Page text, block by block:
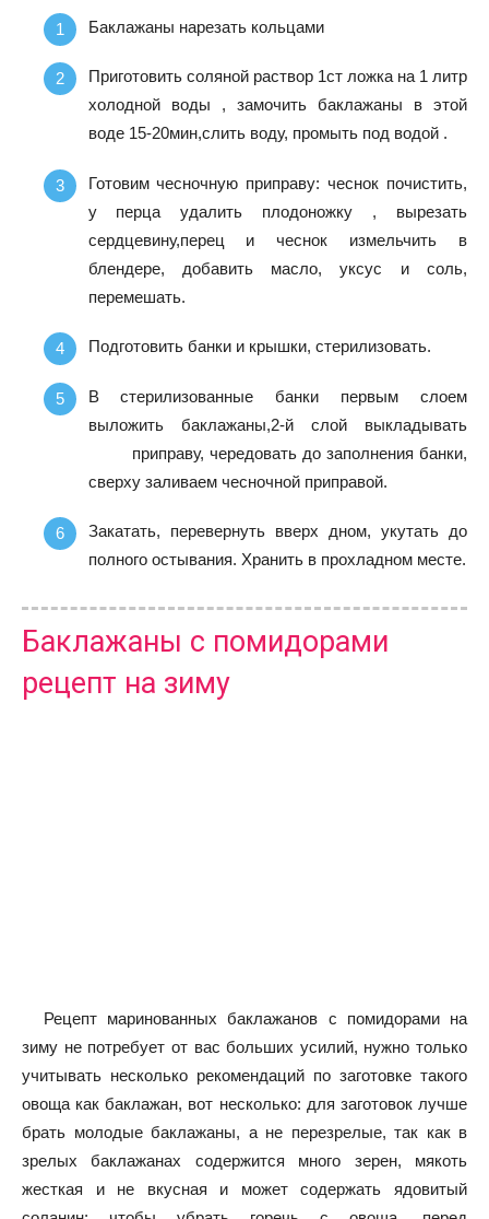
Баклажаны нарезать кольцами
Приготовить соляной раствор 1ст ложка на 1 литр
холодной воды , замочить баклажаны в этой
воде 15-20мин,слить воду, промыть под водой .
Готовим чесночную приправу: чеснок почистить,
у перца удалить плодоножку , вырезать
сердцевину,перец и чеснок измельчить в
блендере, добавить масло, уксус и соль,
перемешать.
Подготовить банки и крышки, стерилизовать.
В стерилизованные банки первым слоем
выложить баклажаны,2-й слой выкладывать
приправу, чередовать до заполнения банки,
сверху заливаем чесночной приправой.
Закатать, перевернуть вверх дном, укутать до
полного остывания. Хранить в прохладном месте.
Баклажаны с помидорами
рецепт на зиму
Рецепт маринованных баклажанов с помидорами на
зиму не потребует от вас больших усилий, нужно только
учитывать несколько рекомендаций по заготовке такого
овоща как баклажан, вот несколько: для заготовок лучше
брать молодые баклажаны, а не перезрелые, так как в
зрелых баклажанах содержится много зерен, мякоть
жесткая и не вкусная и может содержать ядовитый